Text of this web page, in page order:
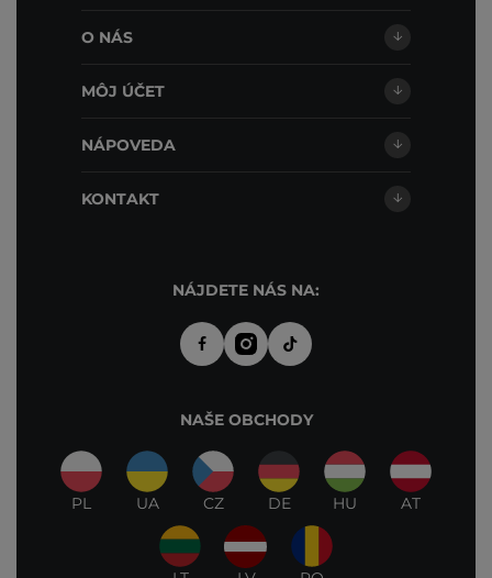
O NÁS
MÔJ ÚČET
NÁPOVEDA
KONTAKT
NÁJDETE NÁS NA:
NAŠE OBCHODY
PL UA CZ DE HU AT